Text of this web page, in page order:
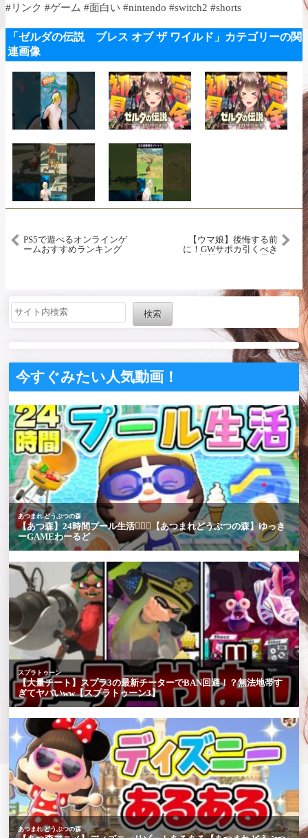
#リンク #ゲーム #面白い #nintendo #switch2 #shorts
「ゼルダの伝説 ブレス オブ ザ ワイルド」カテゴリーの関
連画像
PS5で遊べるオンラインゲ
ームおすすめランキング
【ウマ娘】後悔する前
に！GWサポカ引くべき
から？／性能／比較
【Umamusume 新ガチャ 新
検索
今すぐみたい人気動画！